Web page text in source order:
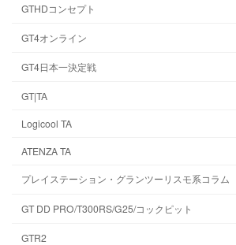
GTHDコンセプト
GT4オンライン
GT4日本一決定戦
GT|TA
Logicool TA
ATENZA TA
プレイステーション・グランツーリスモ系コラム
GT DD PRO/T300RS/G25/コックピット
GTR2